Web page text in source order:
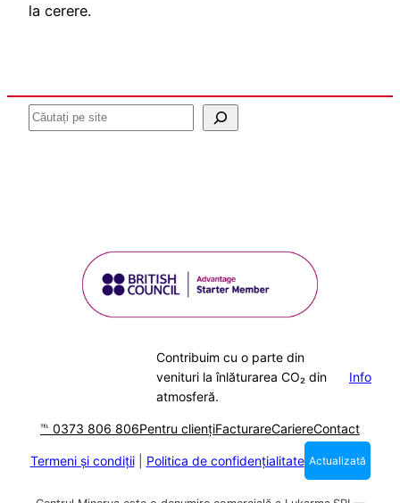
la cerere.
Caută
Contribuim cu o parte din
venituri la înlăturarea CO₂ din
atmosferă.
Info
℡ 0373 806 806Pentru cliențiFacturareCariereContact
Termeni și condiții| Politica de confidențialitate Actualizată